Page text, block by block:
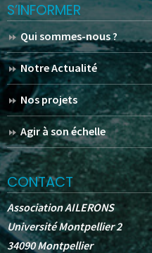
S’INFORMER
Qui sommes-nous ?
Notre Actualité
Nos projets
Agir à son échelle
CONTACT
Association AILERONS
Université Montpellier 2
34090 Montpellier